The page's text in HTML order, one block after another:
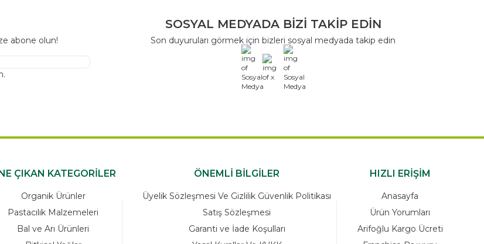
abone olun!
SOSYAL MEDYADA BİZİ TAKİP EDİN
Son duyuruları görmek için bizleri sosyal medyada takip edin
x
ÇIKAN KATEGORİLER
Organik Ürünler
Pastacılık Malzemeleri
Bal ve Arı Ürünleri
ÖNEMLİ BİLGİLER
Üyelik Sözleşmesi Ve Gizlilik Güvenlik Politikası
Satış Sözleşmesi
Garanti ve İade Koşulları
HIZLI ERİŞİM
Anasayfa
Ürün Yorumları
Arifoğlu Kargo Ücreti